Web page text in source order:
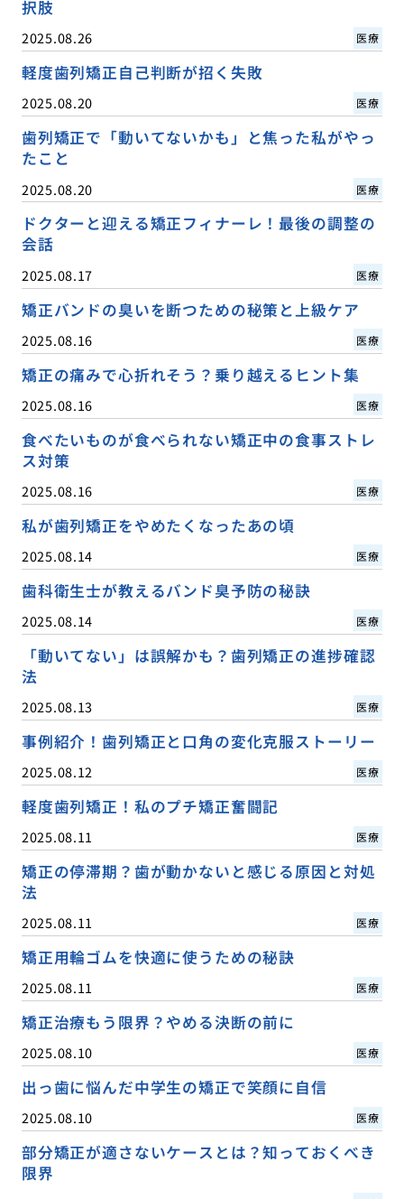
択肢
2025.08.26 医療
軽度歯列矯正自己判断が招く失敗
2025.08.20 医療
歯列矯正で「動いてないかも」と焦った私がやっ
たこと
2025.08.20 医療
ドクターと迎える矯正フィナーレ！最後の調整の
会話
2025.08.17 医療
矯正バンドの臭いを断つための秘策と上級ケア
2025.08.16 医療
矯正の痛みで心折れそう？乗り越えるヒント集
2025.08.16 医療
食べたいものが食べられない矯正中の食事ストレ
ス対策
2025.08.16 医療
私が歯列矯正をやめたくなったあの頃
2025.08.14 医療
歯科衛生士が教えるバンド臭予防の秘訣
2025.08.14 医療
「動いてない」は誤解かも？歯列矯正の進捗確認
法
2025.08.13 医療
事例紹介！歯列矯正と口角の変化克服ストーリー
2025.08.12 医療
軽度歯列矯正！私のプチ矯正奮闘記
2025.08.11 医療
矯正の停滞期？歯が動かないと感じる原因と対処
法
2025.08.11 医療
矯正用輪ゴムを快適に使うための秘訣
2025.08.11 医療
矯正治療もう限界？やめる決断の前に
2025.08.10 医療
出っ歯に悩んだ中学生の矯正で笑顔に自信
2025.08.10 医療
部分矯正が適さないケースとは？知っておくべき
限界